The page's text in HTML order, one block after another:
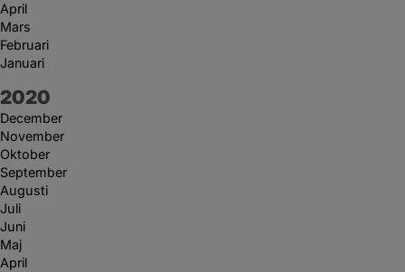
April
Mars
Februari
Januari
År:
2020
December
November
Oktober
September
Augusti
Juli
Juni
Maj
April